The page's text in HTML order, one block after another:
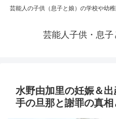
芸能人の子供（息子と娘）の学校や幼
芸能人子供・息
水野由加里の妊娠＆
手の旦那と謝罪の真